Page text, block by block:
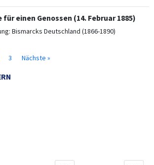
einen Genossen (14. Februar 1885)
Bismarcks Deutschland (1866-1890)
3 Nächste »